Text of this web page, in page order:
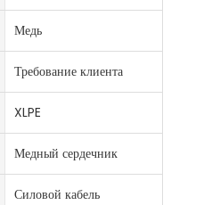
Медь
Требование клиента
XLPE
Медный сердечник
Силовой кабель